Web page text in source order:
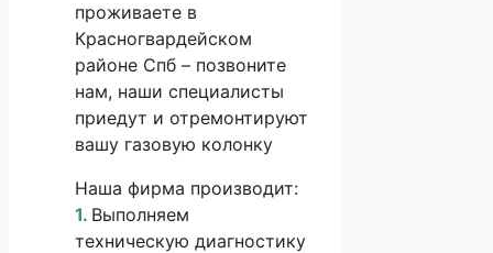
проживаете в
Красногвардейском
районе Спб – позвоните
нам, наши специалисты
приедут и отремонтируют
вашу газовую колонку
Наша фирма производит:
1. Выполняем
техническую диагностику